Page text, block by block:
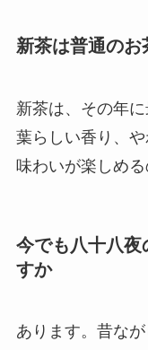
新茶は普通のお
新茶は、その年
葉らしい香り、
味わいが楽しめる
今でも八十八夜
すか
あります。昔な